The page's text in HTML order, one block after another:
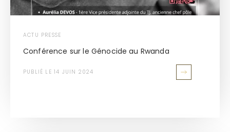
ACTU PRESSE
Conférence sur le Génocide au Rwanda
PUBLIÉ LE 14 JUIN 2024